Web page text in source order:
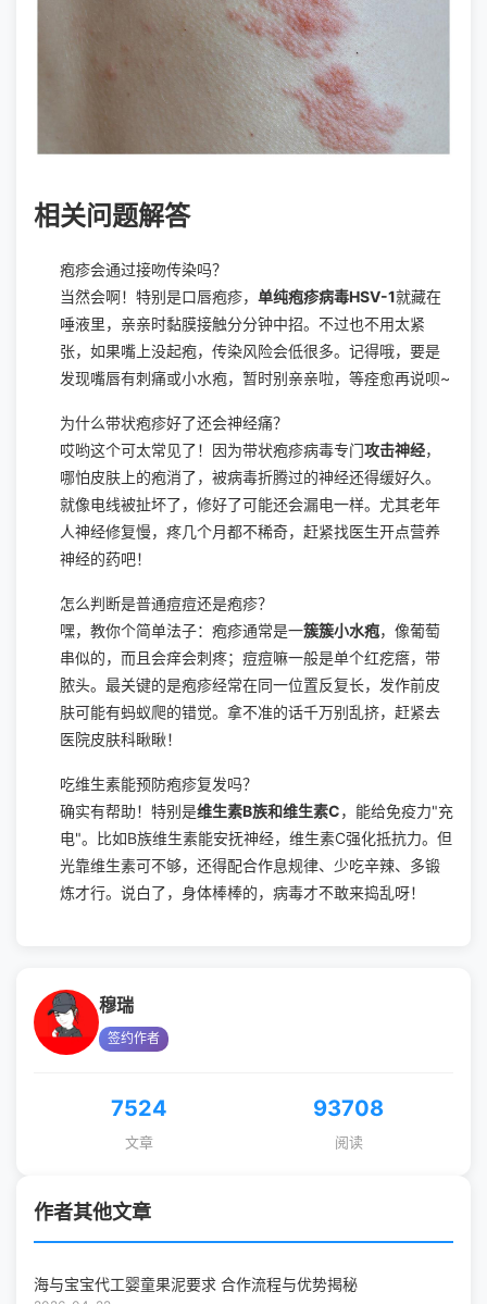
相关问题解答
疱疹会通过接吻传染吗？
当然会啊！特别是口唇疱疹， 单纯疱疹病毒HSV-1就藏在
唾液里，亲亲时黏膜接触分分钟中招。不过也不用太紧
张，如果嘴上没起疱，传染风险会低很多。记得哦，要是
发现嘴唇有刺痛或小水疱，暂时别亲亲啦，等痊愈再说呗~
为什么带状疱疹好了还会神经痛？
哎哟这个可太常见了！因为带状疱疹病毒专门攻击神经，
哪怕皮肤上的疱消了，被病毒折腾过的神经还得缓好久。
就像电线被扯坏了，修好了可能还会漏电一样。尤其老年
人神经修复慢，疼几个月都不稀奇，赶紧找医生开点营养
神经的药吧！
怎么判断是普通痘痘还是疱疹？
嘿，教你个简单法子：疱疹通常是一簇簇小水疱，像葡萄
串似的，而且会痒会刺疼；痘痘嘛一般是单个红疙瘩，带
脓头。最关键的是疱疹经常在同一位置反复长，发作前皮
肤可能有蚂蚁爬的错觉。拿不准的话千万别乱挤，赶紧去
医院皮肤科瞅瞅！
吃维生素能预防疱疹复发吗？
确实有帮助！特别是维生素B族和维生素C ，能给免疫力"充
电"。比如B族维生素能安抚神经，维生素C强化抵抗力。但
光靠维生素可不够，还得配合作息规律、少吃辛辣、多锻
炼才行。说白了，身体棒棒的，病毒才不敢来捣乱呀！
穆瑞
签约作者
7524
文章
93708
阅读
作者其他文章
海与宝宝代工婴童果泥要求 合作流程与优势揭秘